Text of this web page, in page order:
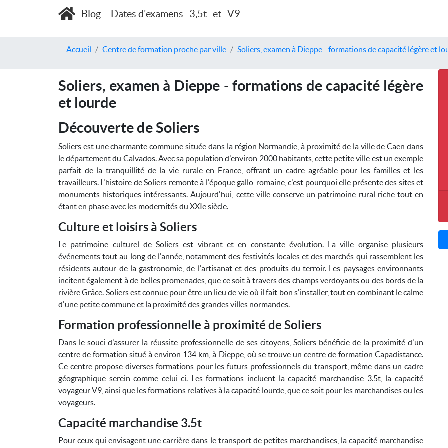
Blog Dates d'examens 3,5t et V9
Accueil Centre de formation proche par ville Soliers, examen à Dieppe - formations de capacité légère et
Soliers, examen à Dieppe - formations de capacité légère
et lourde
Découverte de Soliers
Soliers est une charmante commune située dans la région Normandie, à proximité de la ville de Caen dans
le département du Calvados. Avec sa population d'environ 2000 habitants, cette petite ville est un exemple
parfait de la tranquillité de la vie rurale en France, offrant un cadre agréable pour les familles et les
travailleurs. L'histoire de Soliers remonte à l'époque gallo-romaine, c'est pourquoi elle présente des sites et
monuments historiques intéressants. Aujourd'hui, cette ville conserve un patrimoine rural riche tout en
étant en phase avec les modernités du XXIe siècle.
Culture et loisirs à Soliers
Le patrimoine culturel de Soliers est vibrant et en constante évolution. La ville organise plusieurs
événements tout au long de l'année, notamment des festivités locales et des marchés qui rassemblent les
résidents autour de la gastronomie, de l'artisanat et des produits du terroir. Les paysages environnants
incitent également à de belles promenades, que ce soit à travers des champs verdoyants ou des bords de la
rivière Grâce. Soliers est connue pour être un lieu de vie où il fait bon s'installer, tout en combinant le calme
d'une petite commune et la proximité des grandes villes normandes.
Formation professionnelle à proximité de Soliers
Dans le souci d'assurer la réussite professionnelle de ses citoyens, Soliers bénéficie de la proximité d'un
centre de formation situé à environ 134 km, à Dieppe, où se trouve un centre de formation Capadistance.
Ce centre propose diverses formations pour les futurs professionnels du transport, même dans un cadre
géographique serein comme celui-ci. Les formations incluent la capacité marchandise 3.5t, la capacité
voyageur V9, ainsi que les formations relatives à la capacité lourde, que ce soit pour les marchandises ou les
voyageurs.
Capacité marchandise 3.5t
Pour ceux qui envisagent une carrière dans le transport de petites marchandises, la capacité marchandise